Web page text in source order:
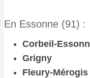
En Essonne (91) :
Corbeil-
Grigny
Fleury-Mérogis